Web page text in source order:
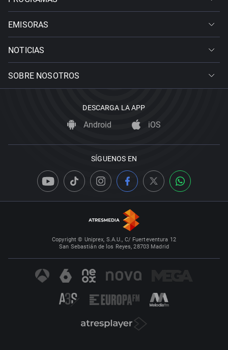
EMISORAS
NOTICIAS
SOBRE NOSOTROS
DESCARGA LA APP
Android iOS
SÍGUENOS EN
Copyright © Uniprex, S.A.U., C/ Fuerteventura 12
San Sebastián de los Reyes, 28703 Madrid